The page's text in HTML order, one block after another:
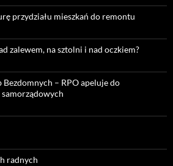
przydziału mieszkań do remontu
zalewem, na sztolni i nad oczkiem?
– RPO apeluje do
radnych